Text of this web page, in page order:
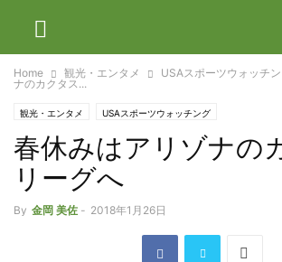
Home 観光・エンタメ USAスポーツウォッチ
ナのカクタス...
観光・エンタメ USAスポーツウォッチング
春休みはアリゾナの
リーグへ
By 金岡 美佐 - 2018年1月26日